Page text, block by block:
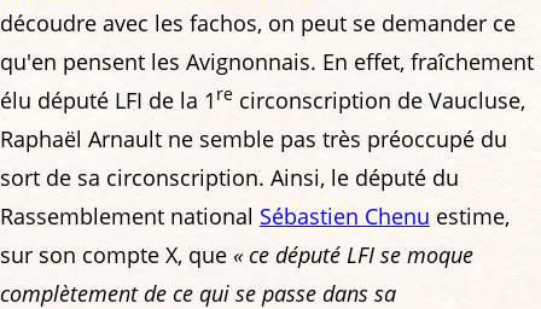
découdre avec les fachos, on peut se demander ce
qu'en pensent les Avignonnais. En effet, fraîchement
élu député LFI de la 1 re circonscription de Vaucluse,
Raphaël Arnault ne semble pas très préoccupé du
sort de sa circonscription. Ainsi, le député du
Rassemblement national Sébastien Chenu estime,
sur son compte X, que « ce député LFI se moque
complètement de ce qui se passe dans sa